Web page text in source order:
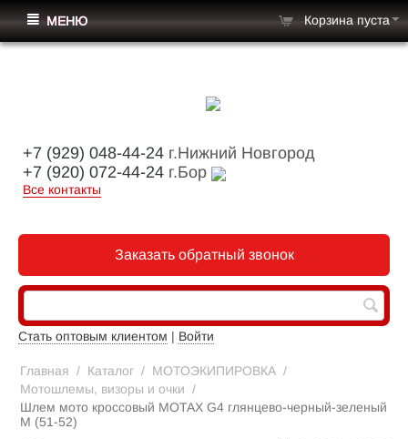
+7 (929) 048-44-24 г.Нижний Новгород
+7 (920) 072-44-24 г.Бор
Все контакты
Заказать обратный звонок
Стать оптовым клиентом | Войти
МЕНЮ Корзина пуста
Главная / Каталог / МОТОЭКИПИРОВКА /
Мотошлемы, визоры и очки /
Шлем мото кроссовый MOTAX G4 глянцево-черный-зеленый
M (51-52)